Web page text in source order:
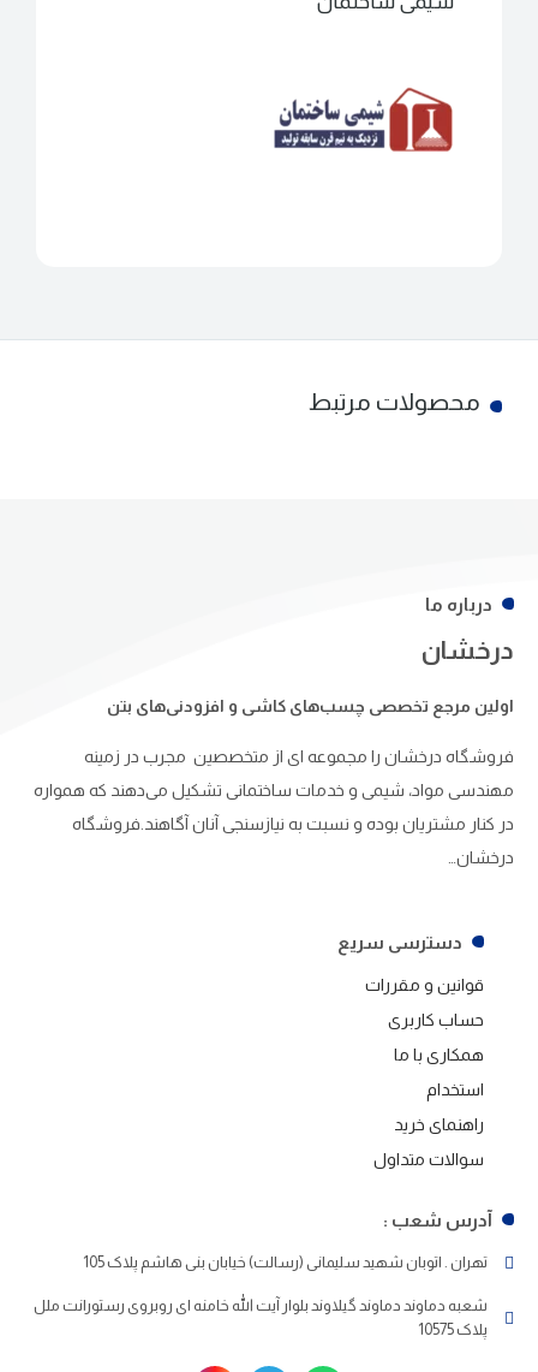
محصولات مرتبط
درباره ما
درخشان
اولین مرجع تخصصی چسب‌های کاشی و افزودنی‌های بتن
فروشگاه درخشان را مجموعه ای از متخصصین مجرب در زمینه
مهندسی مواد، شیمی و خدمات ساختمانی تشکیل می‌دهند که همواره
در کنار مشتریان بوده و نسبت به نیازسنجی آنان آگاهند.فروشگاه
درخشان…
دسترسی سریع
قوانین و مقررات
حساب کاربری
همکاری با ما
استخدام
راهنمای خرید
سوالات متداول
آدرس شعب :
تهران . اتوبان شهید سلیمانی (رسالت) خیابان بنی هاشم پلاک 105
شعبه دماوند دماوند گیلاوند بلوار آیت الله خامنه ای روبروی رستورانت ملل
پلاک 10575